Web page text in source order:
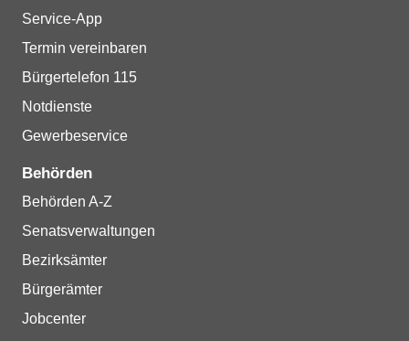
Service-App
Termin vereinbaren
Bürgertelefon 115
Notdienste
Gewerbeservice
Behörden
Behörden A-Z
Senatsverwaltungen
Bezirksämter
Bürgerämter
Jobcenter